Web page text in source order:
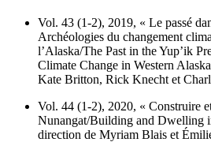
Vol. 43 (1-2), 2019, « Le passé
Archéologies du changement
l’Alaska/The Past in the Yup’ik
Climate Change in Western
Kate Britton, Rick Knecht et
Vol. 44 (1-2), 2020, « Construire
Nunangat/Building and Dwelling
direction de Myriam Blais et